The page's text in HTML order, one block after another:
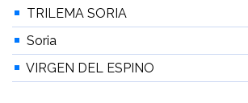
TRILEMA SORIA
Soria
VIRGEN DEL ESPINO